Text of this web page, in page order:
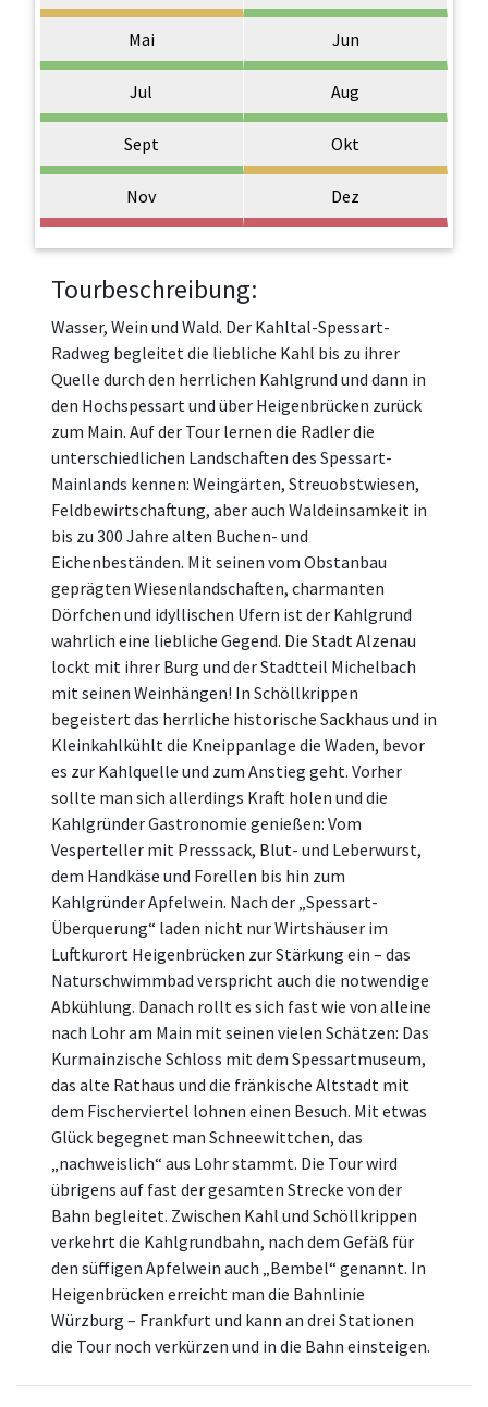
Mai Jun
Jul Aug
Sept Okt
Nov Dez
Tourbeschreibung:
Wasser, Wein und Wald. Der Kahltal-Spessart-
Radweg begleitet die liebliche Kahl bis zu ihrer
Quelle durch den herrlichen Kahlgrund und dann in
den Hochspessart und über Heigenbrücken zurück
zum Main. Auf der Tour lernen die Radler die
unterschiedlichen Landschaften des Spessart-
Mainlands kennen: Weingärten, Streuobstwiesen,
Feldbewirtschaftung, aber auch Waldeinsamkeit in
bis zu 300 Jahre alten Buchen- und
Eichenbeständen. Mit seinen vom Obstanbau
geprägten Wiesenlandschaften, charmanten
Dörfchen und idyllischen Ufern ist der Kahlgrund
wahrlich eine liebliche Gegend. Die Stadt Alzenau
lockt mit ihrer Burg und der Stadtteil Michelbach
mit seinen Weinhängen! In Schöllkrippen
begeistert das herrliche historische Sackhaus und in
Kleinkahlkühlt die Kneippanlage die Waden, bevor
es zur Kahlquelle und zum Anstieg geht. Vorher
sollte man sich allerdings Kraft holen und die
Kahlgründer Gastronomie genießen: Vom
Vesperteller mit Presssack, Blut- und Leberwurst,
dem Handkäse und Forellen bis hin zum
Kahlgründer Apfelwein. Nach der „Spessart-
Überquerung“ laden nicht nur Wirtshäuser im
Luftkurort Heigenbrücken zur Stärkung ein – das
Naturschwimmbad verspricht auch die notwendige
Abkühlung. Danach rollt es sich fast wie von alleine
nach Lohr am Main mit seinen vielen Schätzen: Das
Kurmainzische Schloss mit dem Spessartmuseum,
das alte Rathaus und die fränkische Altstadt mit
dem Fischerviertel lohnen einen Besuch. Mit etwas
Glück begegnet man Schneewittchen, das
„nachweislich“ aus Lohr stammt. Die Tour wird
übrigens auf fast der gesamten Strecke von der
Bahn begleitet. Zwischen Kahl und Schöllkrippen
verkehrt die Kahlgrundbahn, nach dem Gefäß für
den süffigen Apfelwein auch „Bembel“ genannt. In
Heigenbrücken erreicht man die Bahnlinie
Würzburg – Frankfurt und kann an drei Stationen
die Tour noch verkürzen und in die Bahn einsteigen.